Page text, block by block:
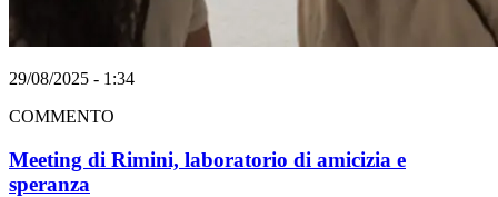
29/08/2025 - 1:34
COMMENTO
Meeting di Rimini, laboratorio di amicizia e
speranza